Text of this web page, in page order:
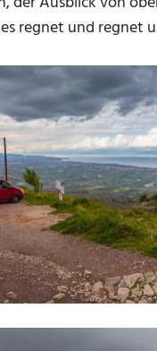
regnet und regnet